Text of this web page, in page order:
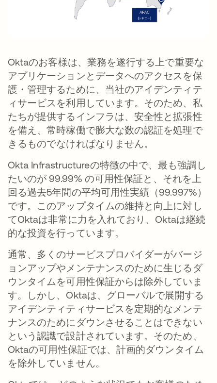
Oktaのお客様は、業務を遂行する上で重要な
アプリケーションとデータへのアクセスを保
護・管理するために、当社のアイデンティテ
ィサービスを利用しています。そのため、私
たちが提供するインフラは、安全性と拡張性
を備え、常時稼働で膨大な数の認証を処理で
きるものでなければなりません。
Okta Infrastructureの特徴の中で、最も強調し
たいのが 99.99% の可用性保証と、それを上
回る過去5年間の平均可用性実績（99.997%）
です。このアップタイムの維持と向上に対し
てOktaは非常に力を入れており、Oktaは継続
的な投資を行っています。
通常、多くのサービスプロバイダーがバージ
ョンアップやメンテナンスのために生じるダ
ウンタイムを可用性保証からは除外していま
す。しかし、Oktaは、グローバルで展開する
アイデンティティサービスを定期的なメンテ
ナンスのためにダウンさせることはできない
という認識で設計されています。そのため、
Oktaの可用性保証では、計画的ダウンタイム
を除外していません。